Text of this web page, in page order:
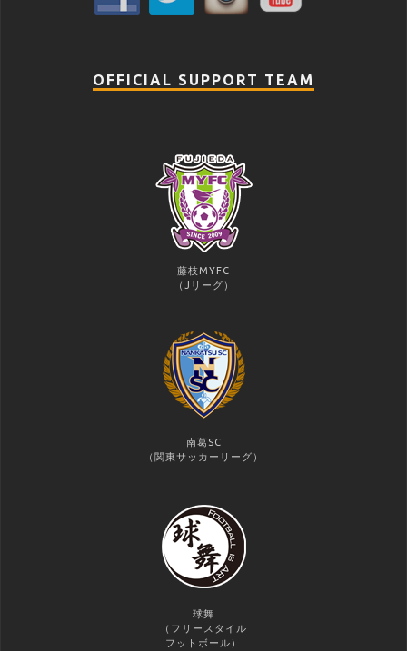
OFFICIAL SUPPORT TEAM
藤枝MYFC
（Jリーグ）
南葛SC
（関東サッカーリーグ）
球舞
（フリースタイル
フットボール）